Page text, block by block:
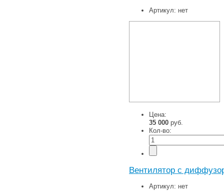
Артикул: нет
Цена:
35 000 руб.
Кол-во:
Вентилятор с
Артикул: нет